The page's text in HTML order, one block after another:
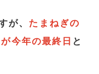
が、 たまねぎの
年の最終日 と